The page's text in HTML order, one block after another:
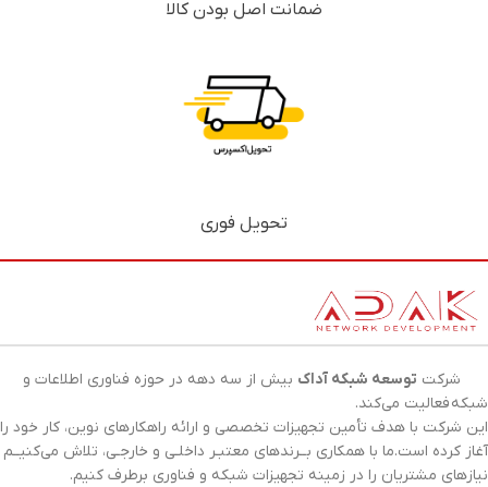
ضمانت اصل بودن کالا
تحویل فوری
شرکت توسعه شبکه آداک بیش از سه دهه در حوزه فناوری اطلاعات و
شبکهفعالیت می‌کند.
این شرکت با هدف تأمین تجهیزات تخصصی و ارائه راهکارهای نوین، کار خود را
آغاز کرده است.ما با همکاری بــرندهای معتبـر داخلـی و خارجـی، تلاش می‌کنیــم
نیازهای مشتریان را در زمینه تجهیزات شبکه و فناوری برطرف کنیم.